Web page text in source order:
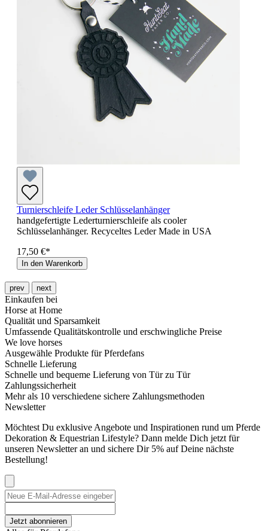
Turnierschleife Leder Schlüsselanhänger
handgefertigte Lederturnierschleife als cooler
Schlüsselanhänger. Recyceltes Leder Made in USA
17,50 €*
In den Warenkorb
prev next
Einkaufen bei
Horse at Home
Qualität und Sparsamkeit
Umfassende Qualitätskontrolle und erschwingliche Preise
We love horses
Ausgewähle Produkte für Pferdefans
Schnelle Lieferung
Schnelle und bequeme Lieferung von Tür zu Tür
Zahlungssicherheit
Mehr als 10 verschiedene sichere Zahlungsmethoden
Newsletter
Möchtest Du exklusive Angebote und Inspirationen rund um Pferde
Dekoration & Equestrian Lifestyle? Dann melde Dich jetzt für
unseren Newsletter an und sichere Dir 5% auf Deine nächste
Bestellung!
Jetzt abonnieren